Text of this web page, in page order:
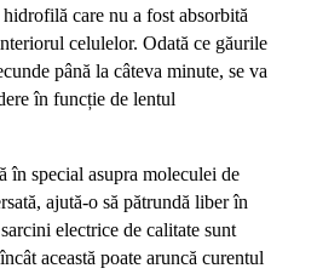
care nu a fost absorbită
celulelor. Odată ce găurile
până la câteva minute, se va
în funcție de lentul
în special asupra moleculei de
ajută-o să pătrundă liber în
electrice de calitate sunt
această poate aruncă curentul